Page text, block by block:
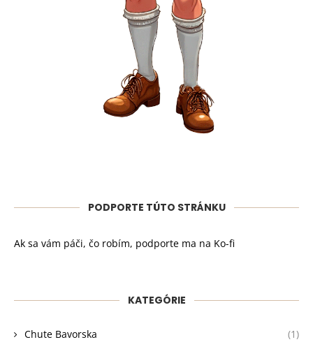
PODPORTE TÚTO STRÁNKU
Ak sa vám páči, čo robím, podporte ma na Ko-fi
KATEGÓRIE
Chute Bavorska (1)